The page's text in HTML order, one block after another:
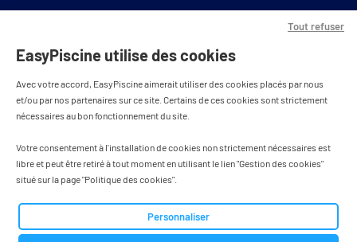
EasyPiscine utilise des cookies
Avec votre accord, EasyPiscine aimerait utiliser des cookies placés par nous
et/ou par nos partenaires sur ce site. Certains de ces cookies sont strictement
nécessaires au bon fonctionnement du site.
Votre consentement à l'installation de cookies non strictement nécessaires est
libre et peut être retiré à tout moment en utilisant le lien "Gestion des cookies"
situé sur la page "Politique des cookies".
Tout refuser
Personnaliser
Tous droits réservés - designed by
PAIEMENT SÉCURISÉ